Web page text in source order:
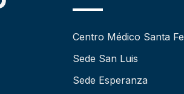
Centro Médico Santa Fe
Sede San Luis
Sede Esperanza